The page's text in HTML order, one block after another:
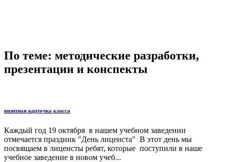
По теме: методические разработки,
презентации и конспекты
визитная карточка класса
Каждый год 19 октября в нашем учебном заведении
отмечается праздник "День лицеиста" В этот день мы
посвящаем в лицеисты ребят, которые поступили в наше
учебное заведение в новом учеб...